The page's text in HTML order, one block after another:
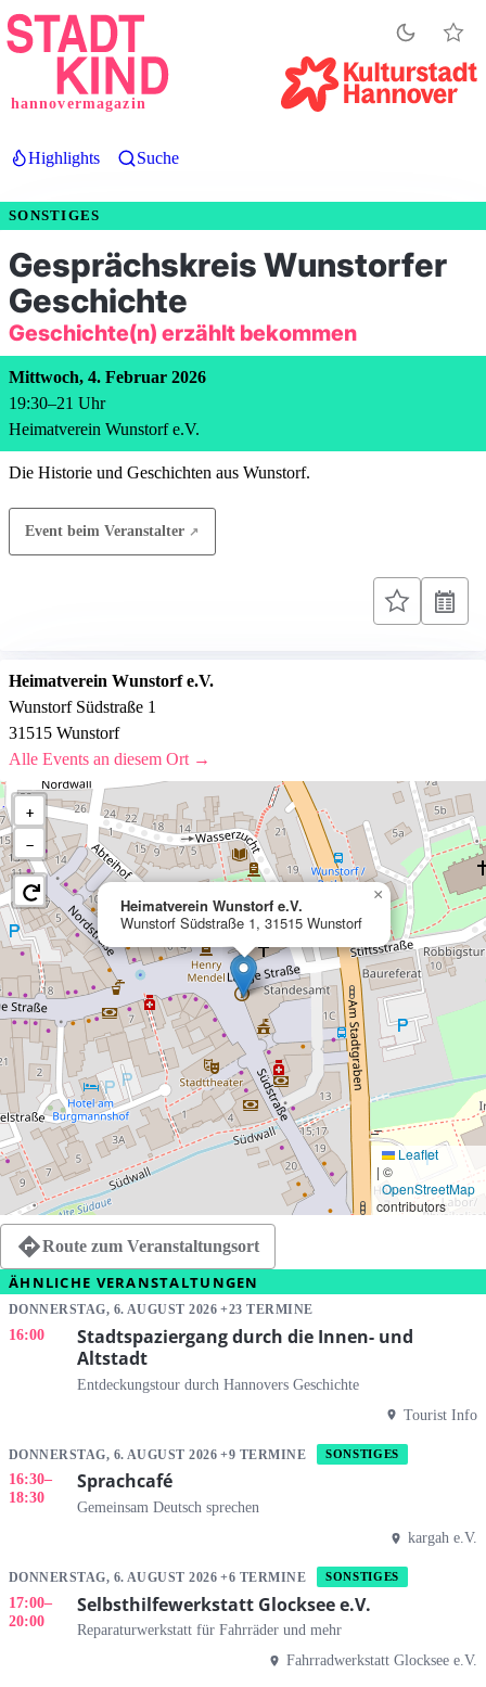
Direkt
zum
hannovermagazin
Highlights Suche
SONSTIGES
Gesprächskreis Wunstorfer
Geschichte
Geschichte(n) erzählt bekommen
Mittwoch, 4. Februar 2026
19:30–21 Uhr
Heimatverein Wunstorf e.V.
Die Historie und Geschichten aus Wunstorf.
Event beim Veranstalter
Heimatverein Wunstorf e.V.
Wunstorf Südstraße 1
31515 Wunstorf
Alle Events an diesem Ort →
Heimatverein Wunstorf e.V.
Wunstorf Südstraße 1, 31515 Wunstorf
×
+
−
Leaflet
| ©
OpenStreetMap
contributors
Route zum Veranstaltungsort
ÄHNLICHE VERANSTALTUNGEN
DONNERSTAG, 6. AUGUST 2026 +23 TERMINE
16:00
Stadtspaziergang durch die Innen- und
Altstadt
Entdeckungstour durch Hannovers Geschichte
Tourist Info
DONNERSTAG, 6. AUGUST 2026 +9 TERMINE SONSTIGES
16:30–
18:30
Sprachcafé
Gemeinsam Deutsch sprechen
kargah e.V.
DONNERSTAG, 6. AUGUST 2026 +6 TERMINE SONSTIGES
17:00–
20:00
Selbsthilfewerkstatt Glocksee e.V.
Reparaturwerkstatt für Fahrräder und mehr
Fahrradwerkstatt Glocksee e.V.